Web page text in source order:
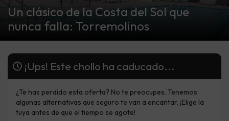
Un clásico de la Costa del Sol que
nunca falla: Torremolinos
¡Ups! Este chollo ha caducado...
¿Te has perdido esta oferta? No te preocupes. Tenemos
algunas alternativas que seguro te van a encantar. ¡Elige la
tuya antes de que el tiempo se agote!